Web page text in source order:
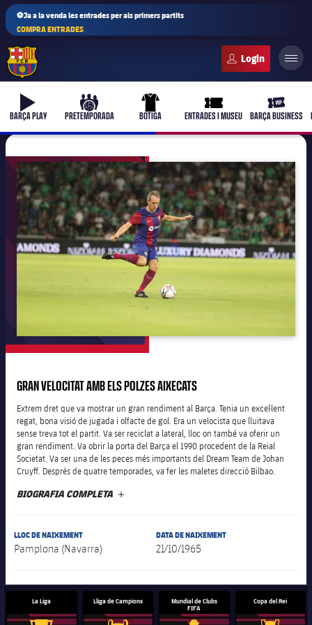
⚽Ja a la venda les entrades per als primers partits
COMPRA ENTRADES
b-play
BARÇA PLAY
culers-ball
PRETEMPORADA
uniform
BOTIGA
ticket-full
ENTRADES I MUSEU
ticket-
BARÇA BUSINESS
plusicon
més
Junta Directiva
Estructura executiva
Organigrames
chevron-right
label.aria.chevronright
Òrgans
Documents
chevron-right
label.aria.chevronright
chevron-right
label.aria.chevronright
plusicon
més
Barça Academy
Més que un club
Masia 360
La Masia
plusicon
més
Dècada a dècada
Jugadors de llegenda
Entrenadors
Centre de documentació
GRAN VELOCITAT AMB ELS POLZES AIXECATS
Extrem dret que va mostrar un gran rendiment al Barça. Tenia un excel·lent
regat, bona visió de jugada i olfacte de gol. Era un velocista que lluitava
sense treva tot el partit. Va ser reciclat a lateral, lloc on també va oferir un
gran rendiment. Va obrir la porta del Barça el 1990 procedent de la Reial
Societat. Va ser una de les peces més importants del Dream Team de Johan
Cruyff. Després de quatre temporades, va fer les maletes direcció Bilbao.
BIOGRAFIA COMPLETA
LLOC DE NAIXEMENT
Pamplona (Navarra)
DATA DE NAIXEMENT
21/10/1965
La Liga Lliga de Campions
Mundial de Clubs
FIFA
Copa del Rei